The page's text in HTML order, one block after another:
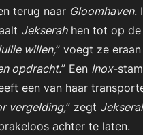
terug naar Gloomhaven.
Jekserahhen tot op de
willen,” voegt ze eraan
opdracht.” Een Inox-
een van haar
vergelding,” zegt
achter te laten.